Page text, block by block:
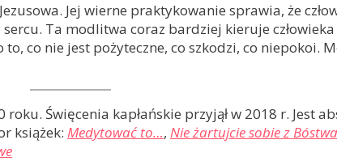
Jej wierne praktykowanie sprawia, że
Ta modlitwa coraz bardziej kieruje
co nie jest pożyteczne, co szkodzi, co niepokoi.
Święcenia kapłańskie przyjął w 2018 r. Jest
książek: Medytować to…, Nie żartujcie sobie z